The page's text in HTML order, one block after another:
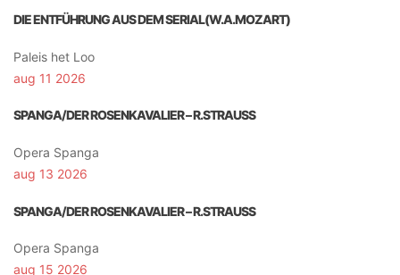
DIE ENTFÜHRUNG AUS DEM SERIAL(W.A.MOZART)
Paleis het Loo
aug 11 2026
SPANGA/DER ROSENKAVALIER – R.STRAUSS
Opera Spanga
aug 13 2026
SPANGA/DER ROSENKAVALIER – R.STRAUSS
Opera Spanga
aug 15 2026